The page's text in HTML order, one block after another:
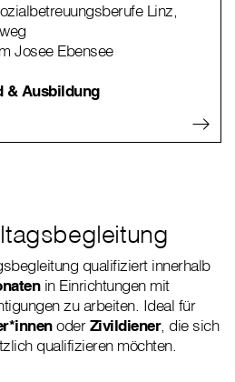
Linz,
Josee Ebensee
& Ausbildung
qualifiziert innerhalb
in Einrichtungen mit
zu arbeiten. Ideal für
oderZivildiener, die sich
qualifizieren möchten.